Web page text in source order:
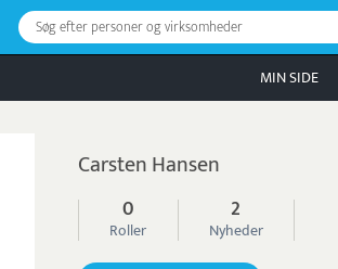
Søg efter personer og virksomheder
MIN SIDE
Carsten Hansen
0
Roller
2
Nyheder